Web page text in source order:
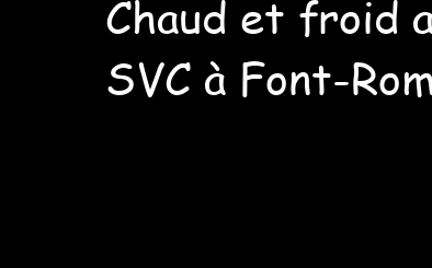
Chaud et froid
SVC à Font-